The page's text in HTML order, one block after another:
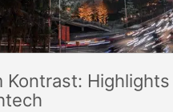
Kontrast: Highlights